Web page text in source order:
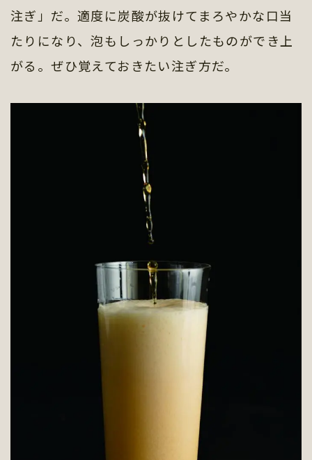
注ぎ」だ。適度に炭酸が抜けてまろやかな口当
たりになり、泡もしっかりとしたものができ上
がる。ぜひ覚えておきたい注ぎ方だ。